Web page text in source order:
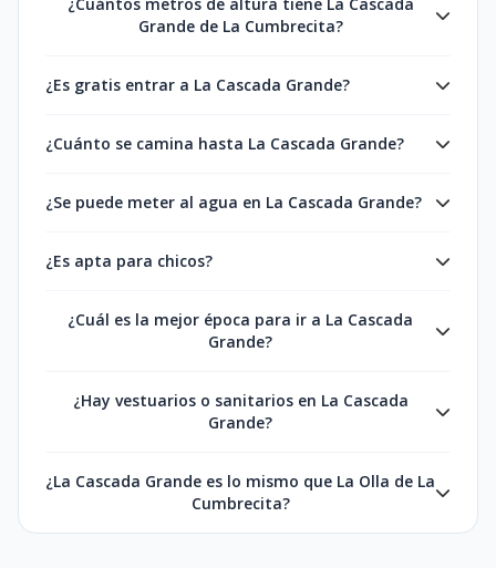
Grande de La Cumbrecita?
¿Es gratis entrar a La Cascada Grande?
¿Cuánto se camina hasta La Cascada Grande?
¿Se puede meter al agua en La Cascada Grande?
¿Es apta para chicos?
¿Cuál es la mejor época para ir a La Cascada
Grande?
¿Hay vestuarios o sanitarios en La Cascada
Grande?
¿La Cascada Grande es lo mismo que La Olla de La
Cumbrecita?